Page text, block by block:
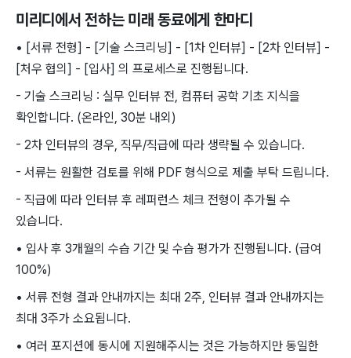
미리디에서 전하는 미래 동료에게 한마디
• [서류 전형] - [기술 스크리닝] - [1차 인터뷰] - [2차 인터뷰] -
[처우 협의] - [입사] 의 프로세스로 진행됩니다.
- 기술 스크리닝 : 실무 인터뷰 전, 컴퓨터 공학 기초 지식을
확인합니다. (온라인, 30분 내외)
- 2차 인터뷰의 경우, 직무/직급에 따라 생략될 수 있습니다.
- 서류는 원활한 검토를 위해 PDF 형식으로 제출 부탁 드립니다.
- 직급에 따라 인터뷰 후 레퍼런스 체크 전형이 추가될 수
있습니다.
• 입사 후 3개월의 수습 기간 및 수습 평가가 진행됩니다. (급여
100%)
• 서류 전형 결과 안내까지는 최대 2주, 인터뷰 결과 안내까지는
최대 3주가 소요됩니다.
• 여러 포지션에 동시에 지원해주시는 것은 가능하지만 동일한